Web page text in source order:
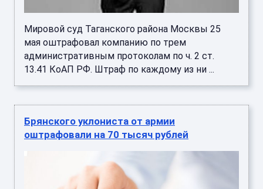
Мировой суд Таганского района Москвы 25
мая оштрафовал компанию по трем
административным протоколам по ч. 2 ст.
13.41 КоАП РФ. Штраф по каждому из ни ...
Брянского уклониста от армии
оштрафовали на 70 тысяч рублей